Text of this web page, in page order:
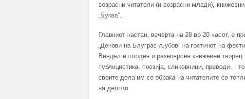
возрасни читатели (и возрасни млади),
„Буква”.
Главниот настан, вечерта на 28 во 20 часот, е
„Денови на Блуграс-љубов” на гостинот на
Вендел е плоден и разноврсен книжевен
публицистика, поезија, сликовници, преводи…
своите дела им се обраќа на читателите со
на делото.